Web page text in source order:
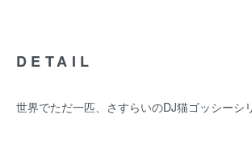
DETAIL
世界でただ一匹、さすらいのDJ猫ゴッシーシ